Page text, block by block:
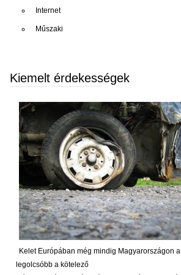
Internet
Műszaki
Kiemelt érdekességek
Kelet Európában még mindig Magyarországon a
legolcsóbb a kötelező